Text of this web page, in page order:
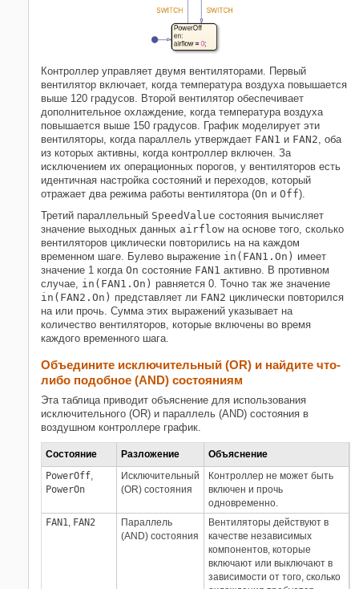
Контроллер управляет двумя вентиляторами. Первый
вентилятор включает, когда температура воздуха повышается
выше 120 градусов. Второй вентилятор обеспечивает
дополнительное охлаждение, когда температура воздуха
повышается выше 150 градусов. График моделирует эти
вентиляторы, когда параллель утверждает FAN1 и FAN2 , оба
из которых активны, когда контроллер включен. За
исключением их операционных порогов, у вентиляторов есть
идентичная настройка состояний и переходов, который
отражает два режима работы вентилятора (On и Off).
Третий параллельный SpeedValue состояния вычисляет
значение выходных данных airflow на основе того, сколько
вентиляторов циклически повторились на на каждом
временном шаге. Булево выражение in(FAN1.On) имеет
значение 1 когда On состояние FAN1 активно. В противном
случае, in(FAN1.On) равняется 0. Точно так же значение
in(FAN2.On) представляет ли FAN2 циклически повторился
на или прочь. Сумма этих выражений указывает на
количество вентиляторов, которые включены во время
каждого временного шага.
Объедините исключительный (OR) и найдите что-
либо подобное (AND) состояниям
Эта таблица приводит объяснение для использования
исключительного (OR) и параллель (AND) состояния в
воздушном контроллере график.
Состояние Разложение
Объяснение
PowerOff
PowerOn
Исключительный
(OR) состояния
Контроллер не может быть
включен и прочь
одновременно.
FAN1
FAN2
Параллель
(AND) состояния
Вентиляторы действуют в
качестве независимых
компонентов, которые
включают или выключают в
зависимости от того, сколько